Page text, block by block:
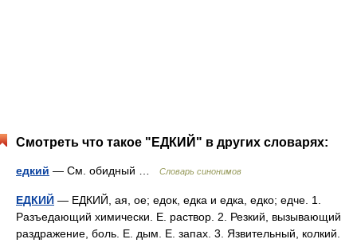
Смотреть что такое "ЕДКИЙ" в других словарях:
едкий — См. обидный … Словарь синонимов
ЕДКИЙ — ЕДКИЙ, ая, ое; едок, едка и едка, едко; едче. 1.
Разъедающий химически. Е. раствор. 2. Резкий, вызывающий
раздражение, боль. Е. дым. Е. запах. 3. Язвительный, колкий.